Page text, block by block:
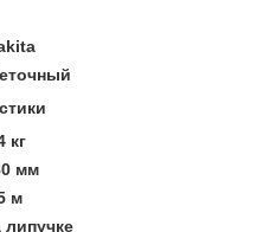
кг
мм
м
липучке